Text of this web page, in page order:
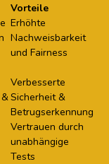
Vorteile
Erhöhte
Nachweisbarkeit
und Fairness
Verbesserte
Sicherheit &
Betrugserkennung
Vertrauen durch
unabhängige
Tests